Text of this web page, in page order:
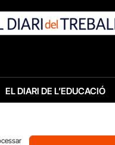
EL DIARI DE L’EDUCACIÓ